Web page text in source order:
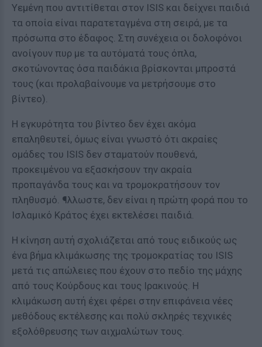
Υεμένη που αντιτίθεται στον ISIS και δείχνει παιδιά
τα οποία είναι παρατεταγμένα στη σειρά, με τα
πρόσωπα στο έδαφος. Στη συνέχεια οι δολοφόνοι
ανοίγουν πυρ με τα αυτόματά τους όπλα,
σκοτώνοντας όσα παιδάκια βρίσκονται μπροστά
τους (και προλαβαίνουμε να μετρήσουμε στο
βίντεο).
Η εγκυρότητα του βίντεο δεν έχει ακόμα
επαληθευτεί, όμως είναι γνωστό ότι ακραίες
ομάδες του ISIS δεν σταματούν πουθενά,
προκειμένου να εξασκήσουν την ακραία
προπαγάνδα τους και να τρομοκρατήσουν τον
πληθυσμό. ¶λλωστε, δεν είναι η πρώτη φορά που το
Ισλαμικό Κράτος έχει εκτελέσει παιδιά.
Η κίνηση αυτή σχολιάζεται από τους ειδικούς ως
ένα βήμα κλιμάκωσης της τρομοκρατίας του ISIS
μετά τις απώλειες που έχουν στο πεδίο της μάχης
από τους Κούρδους και τους Ιρακινούς. Η
κλιμάκωση αυτή έχει φέρει στην επιφάνεια νέες
μεθόδους εκτέλεσης και πολύ σκληρές τεχνικές
εξολόθρευσης των αιχμαλώτων τους.